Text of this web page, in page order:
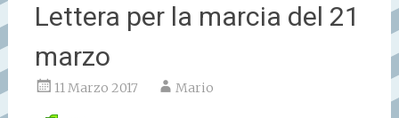
Lettera per la marcia del 21
marzo
11 Marzo 2017 Mario